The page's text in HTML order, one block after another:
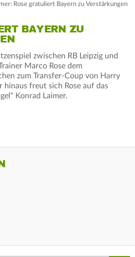
Rose gratuliert Bayern zu Verstärkungen
BAYERN ZU
zwischen RB Leipzig und
Marco Rose dem
zum Transfer-Coup von Harry
hinaus freut sich Rose auf das
Konrad Laimer.